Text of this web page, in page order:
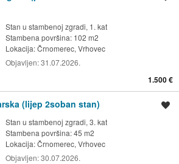
Stan u stambenoj zgradi, 1. kat
Stambena površina: 102 m2
Lokacija:Črnomerec, Vrhovec
Objavljen:31.07.2026.
1.500 €
(lijep 2soban stan)
Stan u stambenoj zgradi, 3. kat
Stambena površina: 45 m2
Lokacija:Črnomerec, Vrhovec
Objavljen:30.07.2026.